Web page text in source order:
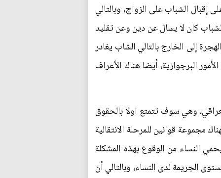
الشباب على الزواج، وبالتالي
كان لا يسال عن دين وعن تقليد
إلى الخارج بالتالي الشاب يغادر
البرجوازية، أيضا هناك الأعراف
وهي سوف تتمتع اولا بالحقوق
مجموعة قوانين للمرحلة الانتقالية
النساء من الوقوع بهذه المشكلة
الجريمة لدى النساء، وبالتالي أن